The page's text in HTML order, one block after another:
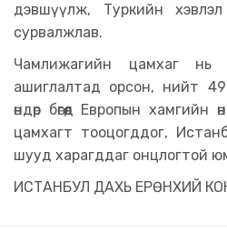
дэвшүүлж, Туркийн хэвлэл
сурвалжлав.
Чамлижагийн цамхаг
ашиглалтад орсон, нийт
өндөр бөгөөд Европын
цамхагт тооцогддог,
шууд харагддаг онцлогтой
ИСТАНБУЛ ДАХЬ ЕРӨНХИЙ